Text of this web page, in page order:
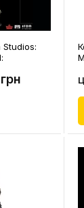
Studios: